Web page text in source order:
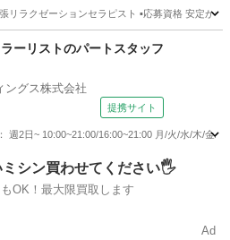
リラクゼーションセラピスト ▪️応募資格 安定か
セラピスト 都内
ーリストのパートスタッフ
ングス株式会社
提携サイト
週2日~ 10:00~21:00/16:00~21:00 月/火/水/木/金/
ミシン買わせてください🖐️
OK！最大限買取します
Ad